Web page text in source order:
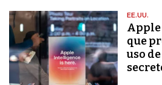
EE.UU.
Apple
que
uso